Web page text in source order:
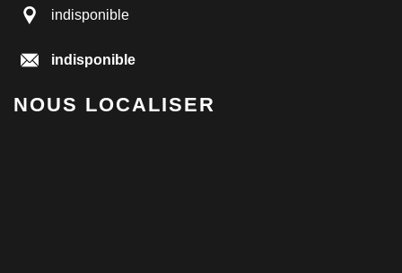
indisponible
indisponible
NOUS LOCALISER